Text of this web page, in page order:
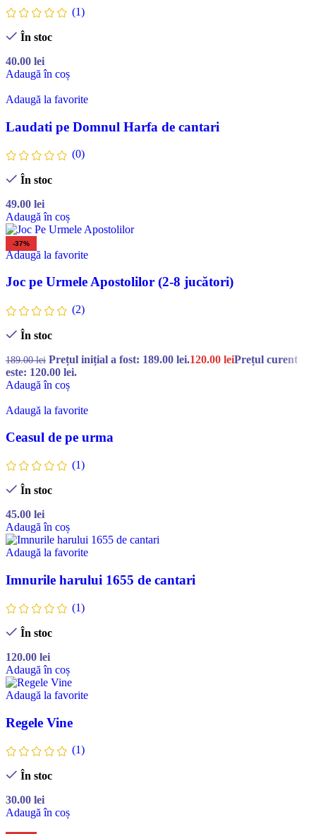
(1)
În stoc
40.00 lei
Adaugă în coș
Adaugă la favorite
Laudati pe Domnul Harfa de cantari
(0)
În stoc
49.00 lei
Adaugă în coș
-37%
Adaugă la favorite
Joc pe Urmele Apostolilor (2-8 jucători)
(2)
În stoc
189.00lei Prețul inițial a fost: 189.00 lei.120.00 leiPrețul curent
este: 120.00 lei.
Adaugă în coș
Adaugă la favorite
Ceasul de pe urma
(1)
În stoc
45.00 lei
Adaugă în coș
Adaugă la favorite
Imnurile harului 1655 de cantari
(1)
În stoc
120.00 lei
Adaugă în coș
Adaugă la favorite
Regele Vine
(1)
În stoc
30.00 lei
Adaugă în coș